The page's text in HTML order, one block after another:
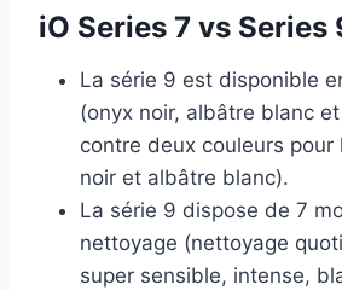
iO Series 7 vs Series
La série 9 est disponible
(onyx noir, albâtre blanc
contre deux couleurs pour
noir et albâtre blanc).
La série 9 dispose de 7
nettoyage (nettoyage
super sensible, intense,